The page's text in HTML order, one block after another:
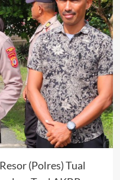
(Polres) Tual